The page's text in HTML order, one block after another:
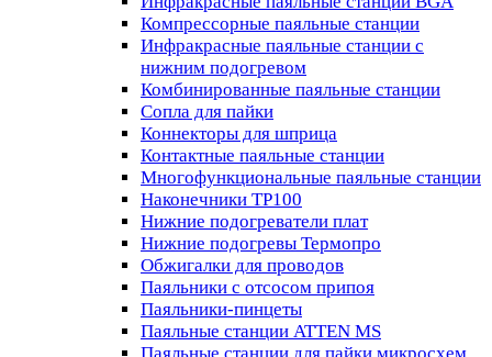
Компрессорные паяльные станции
Инфракрасные паяльные станции с
нижним подогревом
Комбинированные паяльные станции
Сопла для пайки
Коннекторы для шприца
Контактные паяльные станции
Многофункциональные паяльные станции
Наконечники TP100
Нижние подогреватели плат
Нижние подогревы Термопро
Обжигалки для проводов
Паяльники с отсосом припоя
Паяльники-пинцеты
Паяльные станции ATTEN MS
Паяльные станции для пайки микросхем